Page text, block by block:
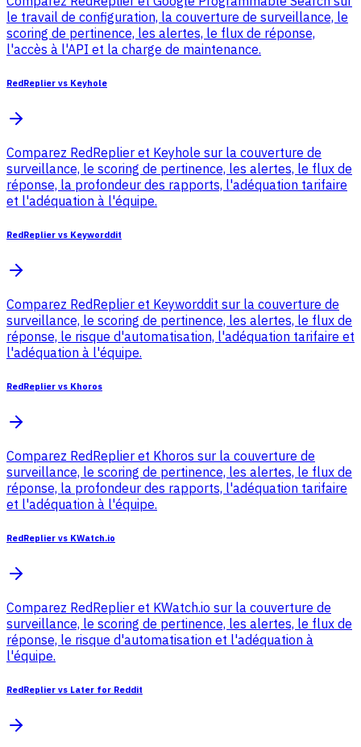
le travail de configuration, la couverture de surveillance, le
scoring de pertinence, les alertes, le flux de réponse,
l'accès à l'API et la charge de maintenance.
RedReplier vs Keyhole
Comparez RedReplier et Keyhole sur la couverture de
surveillance, le scoring de pertinence, les alertes, le flux de
réponse, la profondeur des rapports, l'adéquation tarifaire
et l'adéquation à l'équipe.
RedReplier vs Keyworddit
Comparez RedReplier et Keyworddit sur la couverture de
surveillance, le scoring de pertinence, les alertes, le flux de
réponse, le risque d'automatisation, l'adéquation tarifaire et
l'adéquation à l'équipe.
RedReplier vs Khoros
Comparez RedReplier et Khoros sur la couverture de
surveillance, le scoring de pertinence, les alertes, le flux de
réponse, la profondeur des rapports, l'adéquation tarifaire
et l'adéquation à l'équipe.
RedReplier vs KWatch.io
Comparez RedReplier et KWatch.io sur la couverture de
surveillance, le scoring de pertinence, les alertes, le flux de
réponse, le risque d'automatisation et l'adéquation à
l'équipe.
RedReplier vs Later for Reddit